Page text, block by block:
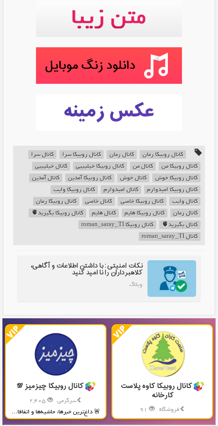
کانال روبیکا رمان کانال رمان کانال روبیکا سرا
کانال سرا
کانال روبیکا من
کانال من کانال روبیکا خیلیییی
کانال خیلیییی
کانال روبیکا خوش
کانال خوش کانال روبیکا آمدین
کانال آمدین
کانال روبیکا امیدوارم
کانال امیدوارم
کانال روبیکا وایب
کانال وایب
کانال روبیکا خاصی کانال خاصی
کانال روبیکا رمان
کانال رمان
کانال روبیکا هایم کانال هایم
کانال روبیکا بگیرید🫀
کانال بگیرید🫀
کانال روبیکا roman_saray_TI
کانال roman_saray_TI
نکات امنیتی: با داشتن اطلاعات و آگاهی،
کلاهبرداران را نا امید کنید
وبلاگ
کانال روبیکا کاوه پلاست
کارخانه
فروشگاه
تولید و پخش محصولات پلاستیکی...
کانال روبیکا چیزمیز 💯
سرگرمی
🚨 داغ‌ترین خبرها، حاشیه‌ها و اتفاقا...